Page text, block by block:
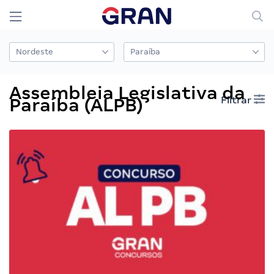
Assembleia Legislativa da
Paraíba (ALPB) Filtrar